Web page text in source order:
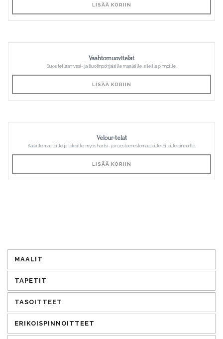
LISÄÄ KORIIN
Vaahtomuovitelat
Suositellaan vesi- ja liuotinpohjaisille maaleille, sileille pinnoille.
LISÄÄ KORIIN
Velour-telat
Kaikille maaleille ja lakoille, myös hartsi- ja ruosteenestomaaleille. Sileille pinnoille.
LISÄÄ KORIIN
MAALIT
TAPETIT
TASOITTEET
ERIKOISPINNOITTEET